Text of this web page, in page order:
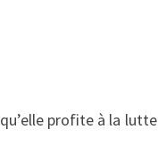
profite à la lutte